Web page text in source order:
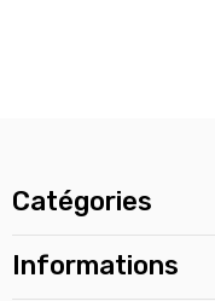
Catégories
Informations